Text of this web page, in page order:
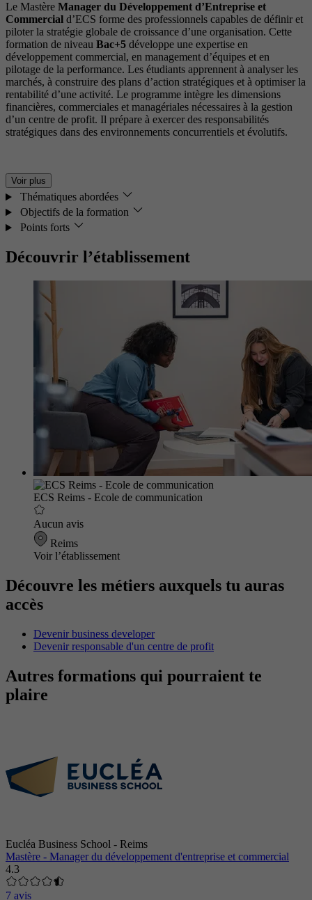
Le Mastère Manager du Développement d’Entreprise et
Commercial d’ECS forme des professionnels capables de définir et
piloter la stratégie globale de croissance d’une organisation. Cette
formation de niveau Bac+5 développe une expertise en
développement commercial, en management d’équipes et en
pilotage de la performance. Les étudiants apprennent à analyser les
marchés, à construire des plans d’action stratégiques et à optimiser la
rentabilité d’une activité. Le programme intègre les dimensions
financières, commerciales et managériales nécessaires à la gestion
d’un centre de profit. Il prépare à exercer des responsabilités
stratégiques dans des environnements concurrentiels et évolutifs.
Voir plus
Thématiques abordées
Objectifs de la formation
Points forts
Découvrir l’établissement
ECS Reims - Ecole de communication
Aucun avis
Reims
Voir l’établissement
Découvre les métiers auxquels tu auras
accès
Devenir business developer
Devenir responsable d'un centre de profit
Autres formations qui pourraient te
plaire
Eucléa Business School - Reims
Mastère - Manager du développement d'entreprise et commercial
4.3
7 avis